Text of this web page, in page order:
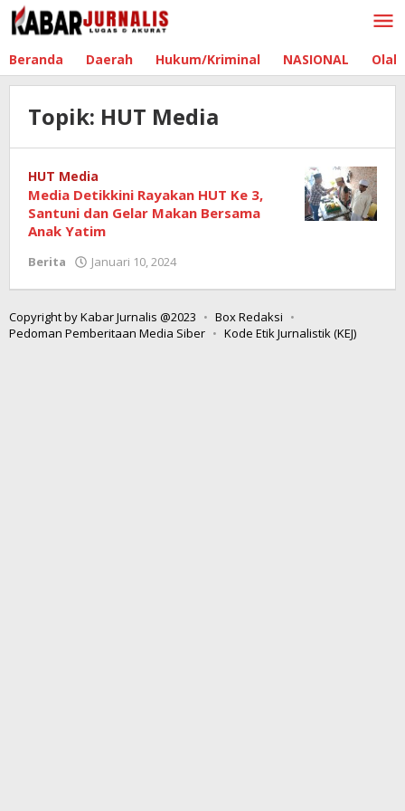
Lewati
ke
Beranda Daerah Hukum/Kriminal NASIONAL
Topik: HUT Media
HUT Media
Media Detikkini Rayakan HUT Ke 3,
Santuni dan Gelar Makan Bersama
Anak Yatim
Berita Januari 10, 2024
Copyright by Kabar Jurnalis @2023
Box Redaksi
Pedoman Pemberitaan Media Siber
Kode Etik Jurnalistik (KEJ)